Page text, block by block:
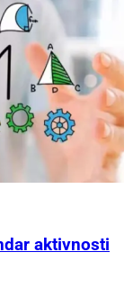
uz svjetski